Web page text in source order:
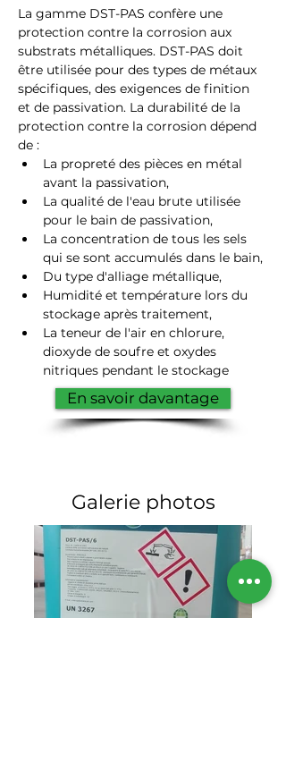
La gamme DST-PAS confère une
protection contre la corrosion aux
substrats métalliques. DST-PAS doit
être utilisée pour des types de métaux
spécifiques, des exigences de finition
et de passivation. La durabilité de la
protection contre la corrosion dépend
de :
La propreté des pièces en métal
avant la passivation,
La qualité de l'eau brute utilisée
pour le bain de passivation,
La concentration de tous les sels
qui se sont accumulés dans le bain,
Du type d'alliage métallique,
Humidité et température lors du
stockage après traitement,
La teneur de l'air en chlorure,
dioxyde de soufre et oxydes
nitriques pendant le stockage
En savoir davantage
Galerie photos